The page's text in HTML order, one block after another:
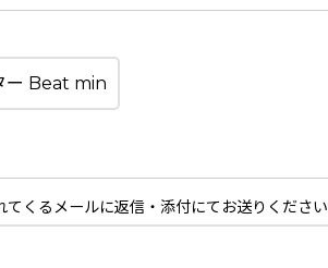
くるメールに返信・添付にてお送りください